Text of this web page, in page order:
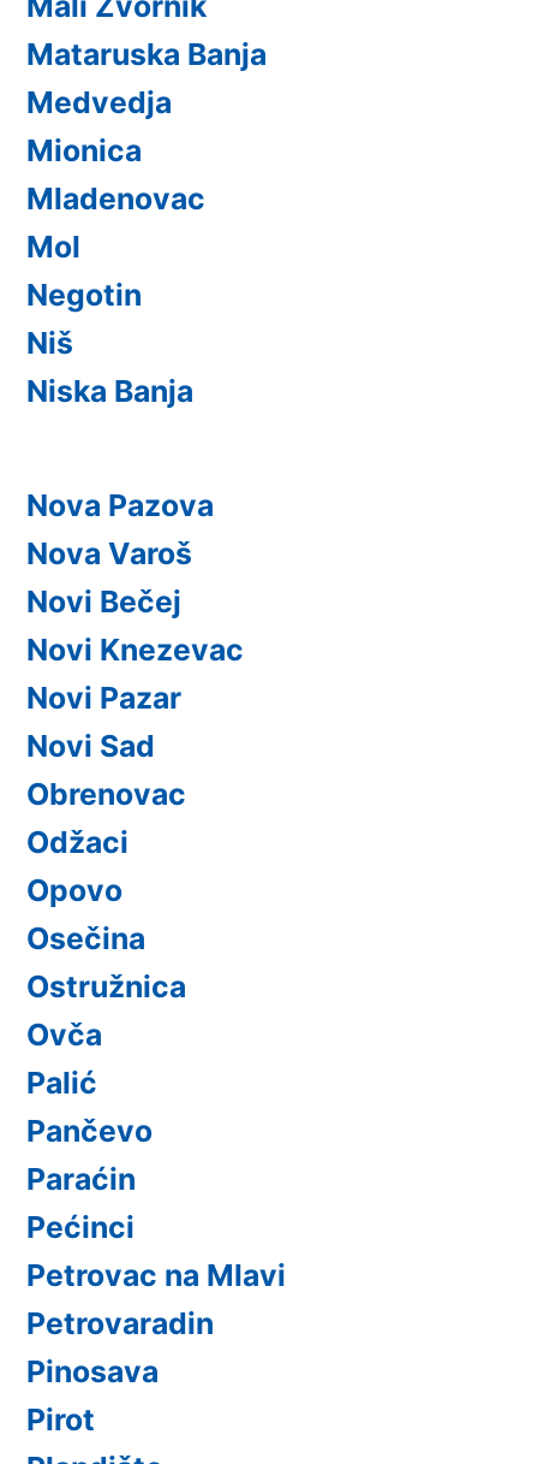
Mataruska Banja
Medvedja
Mionica
Mladenovac
Mol
Negotin
Niš
Niska Banja
Nova Pazova
Nova Varoš
Novi Bečej
Novi Knezevac
Novi Pazar
Novi Sad
Obrenovac
Odžaci
Opovo
Osečina
Ostružnica
Ovča
Palić
Pančevo
Paraćin
Pećinci
Petrovac na Mlavi
Petrovaradin
Pinosava
Pirot